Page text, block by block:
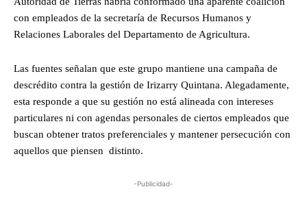
con empleados de la secretaría de Recursos Humanos y
Relaciones Laborales del Departamento de Agricultura.
Las fuentes señalan que este grupo mantiene una campaña de
descrédito contra la gestión de Irizarry Quintana. Alegadamente,
esta responde a que su gestión no está alineada con intereses
particulares ni con agendas personales de ciertos empleados que
buscan obtener tratos preferenciales y mantener persecución con
aquellos que piensen distinto.
-Publicidad-